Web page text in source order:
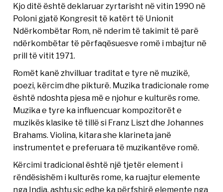
Kjo ditë është deklaruar zyrtarisht në vitin 1990 në
Poloni gjatë Kongresit të katërt të Unionit
Ndërkombëtar Rom, në nderim të takimit të parë
ndërkombëtar të përfaqësuesve romë i mbajtur në
prill të vitit 1971.
Romët kanë zhvilluar traditat e tyre në muzikë,
poezi, kërcim dhe pikturë. Muzika tradicionale rome
është ndoshta pjesa më e njohur e kulturës rome.
Muzika e tyre ka influencuar kompozitorët e
muzikës klasike të tillë si Franz Liszt dhe Johannes
Brahams. Violina, kitara she klarineta janë
instrumentet e preferuara të muzikantëve romë.
Kërcimi tradicional është një tjetër element i
rëndësishëm i kulturës rome, ka ruajtur elemente
nga India, ashtu siç edhe ka përfshirë elemente nga